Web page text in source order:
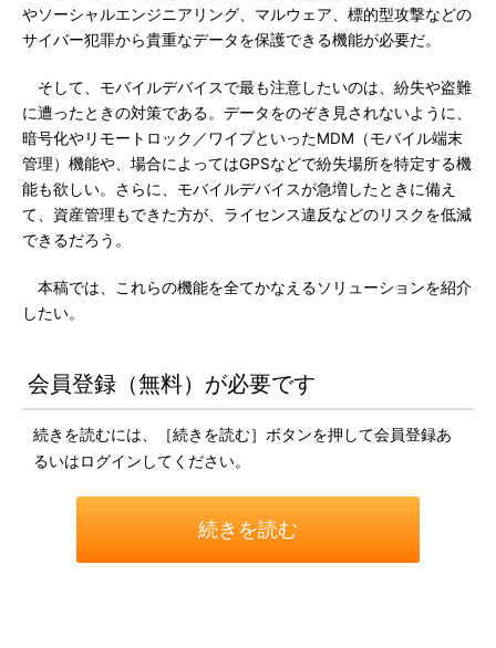
やソーシャルエンジニアリング、マルウェア、標的型攻撃などの
サイバー犯罪から貴重なデータを保護できる機能が必要だ。
そして、モバイルデバイスで最も注意したいのは、紛失や盗難
に遭ったときの対策である。データをのぞき見されないように、
暗号化やリモートロック／ワイプといったMDM（モバイル端末
管理）機能や、場合によってはGPSなどで紛失場所を特定する機
能も欲しい。さらに、モバイルデバイスが急増したときに備え
て、資産管理もできた方が、ライセンス違反などのリスクを低減
できるだろう。
本稿では、これらの機能を全てかなえるソリューションを紹介
したい。
会員登録（無料）が必要です
続きを読むには、［続きを読む］ボタンを押して会員登録あ
るいはログインしてください。
続きを読む